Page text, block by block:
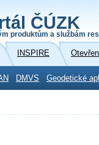
ČÚZK
produktům a službám
INSPIRE
DMVS Geodetické